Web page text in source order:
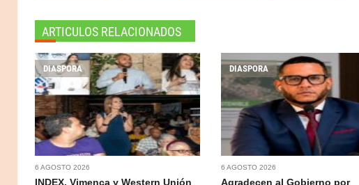
ARTICULOS RELACIONADOS
DIASPORA
6 AGOSTO 2026
INDEX, Vimenca y Western Unión
DIASPORA
6 AGOSTO 2026
Agradecen al Gobierno por